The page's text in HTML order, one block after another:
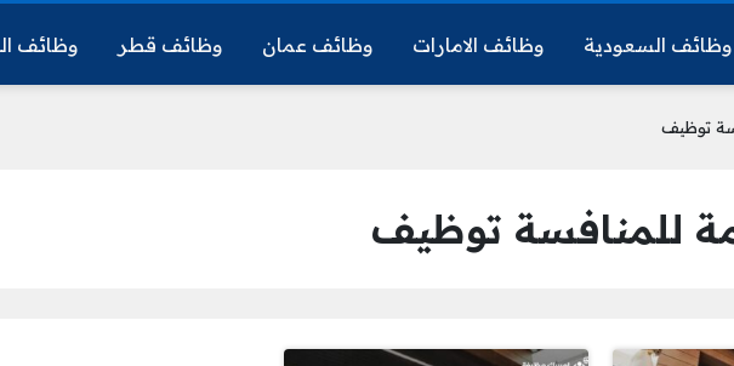
وظائف السعودية وظائف الامارات وظائف عمان وظائف قطر وظائف
توظيف
للمنافسة توظيف